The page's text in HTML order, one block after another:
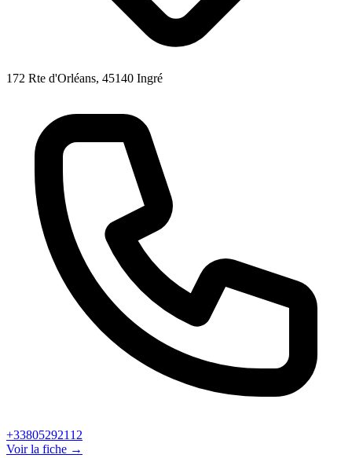
172 Rte d'Orléans, 45140 Ingré
+33805292112
Voir la fiche →